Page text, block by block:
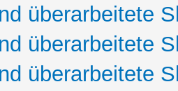
überarbeitete
überarbeitete
überarbeitete